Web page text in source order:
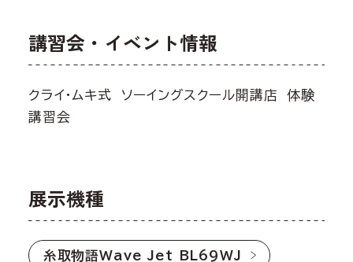
講習会・イベント情報
クライ・ムキ式 ソーイングスクール開講店 体験
講習会
展示機種
糸取物語Wave Jet BL69WJ